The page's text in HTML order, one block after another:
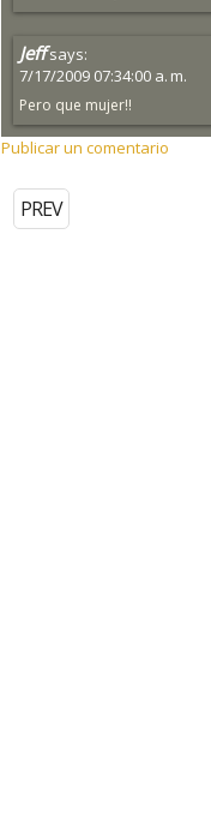
Jeffsays:
7/17/2009 07:34:00 a. m.
Pero que mujer!!
Publicar un comentario
PREV